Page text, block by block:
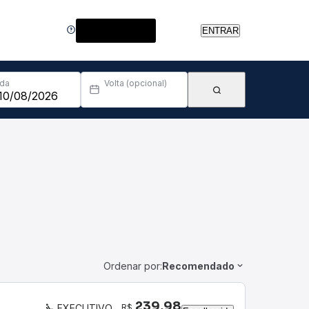
ENTRAR
Volta (opcional)
Ordenar por:Recomendado
R$ 239,98